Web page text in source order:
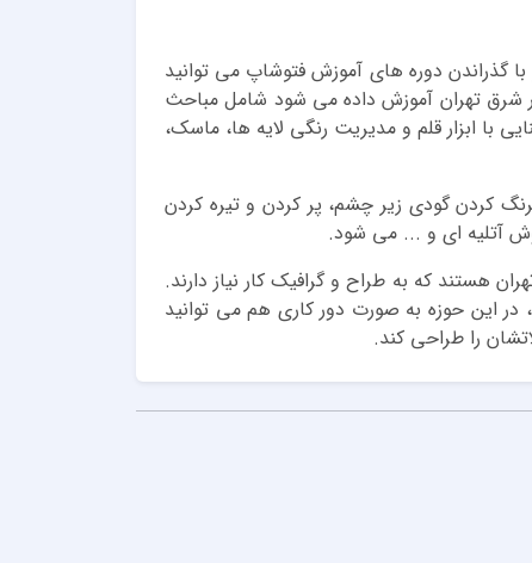
گذراندن دوره های آموزش فتوشاپ می توانید
شرق تهران آموزش داده می شود شامل مباحث
با ابزار قلم و مدیریت رنگی لایه ها، ماسک،
کردن گودی زیر چشم، پر کردن و تیره کردن
آتلیه ای و ... می شود.
هستند که به طراح و گرافیک کار نیاز دارند.
در این حوزه به صورت دور کاری هم می توانید
را طراحی کند.